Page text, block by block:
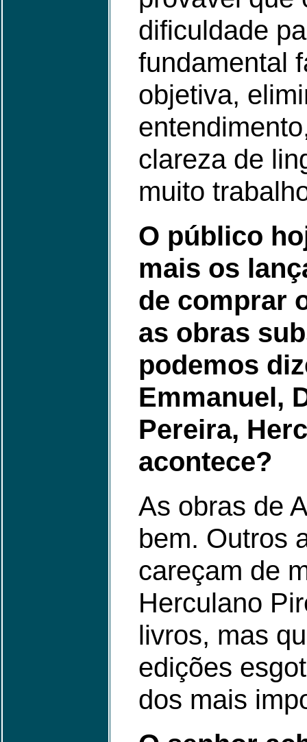
dificuldade
fundamental
objetiva,
clareza de
muito
O público
mais os
de comprar
as obras
podemos
Emmanuel,
Pereira,
acontece?
As obras de
bem. Outros
careçam de
Herculano
livros, mas
edições
dos mais